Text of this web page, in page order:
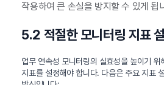
작용하여 큰 손실을 방지할 수 있게 됩
5.2 적절한 모니터링 지표
업무 연속성 모니터링의 실효성을 높이기 위
지표를 설정해야 합니다. 다음은 주요 지표